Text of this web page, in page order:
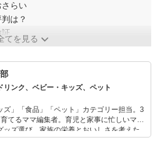
らい
は？
てを見る
リンク、ベビー・キッズ、ペット
ズ」「食品」「ペット」カテゴリー担当。3
てるママ編集者。育児と家事に忙しいママ
ッズ選び、家族の栄養とおいしさを考えた
間のリラックスタイムを楽しむためのスイ